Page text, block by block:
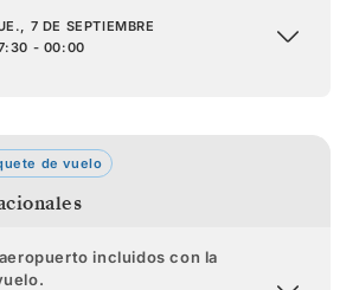
7 DE SEPTIEMBRE
- 00:00
de vuelo
incluidos con la